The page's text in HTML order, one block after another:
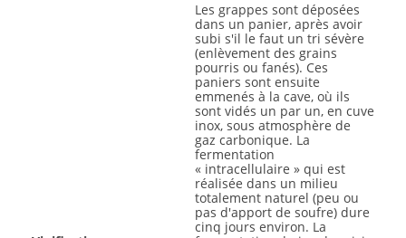
Les grappes sont déposées
dans un panier, après avoir
subi s'il le faut un tri sévère
(enlèvement des grains
pourris ou fanés). Ces
paniers sont ensuite
emmenés à la cave, où ils
sont vidés un par un, en cuve
inox, sous atmosphère de
gaz carbonique. La
fermentation
« intracellulaire » qui est
réalisée dans un milieu
totalement naturel (peu ou
pas d'apport de soufre) dure
cinq jours environ. La